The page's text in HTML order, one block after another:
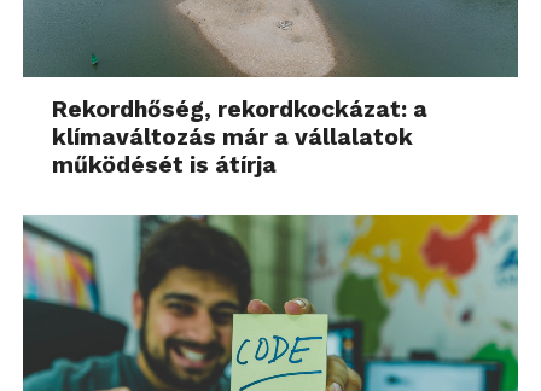
Rekordhőség, rekordkockázat: a
klímaváltozás már a vállalatok
működését is átírja